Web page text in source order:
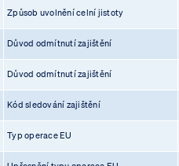
Způsob uvolnění celní jistoty
Důvod odmítnutí zajištění
Důvod odmítnutí zajištění
Kód sledování zajištění
Typ operace EU